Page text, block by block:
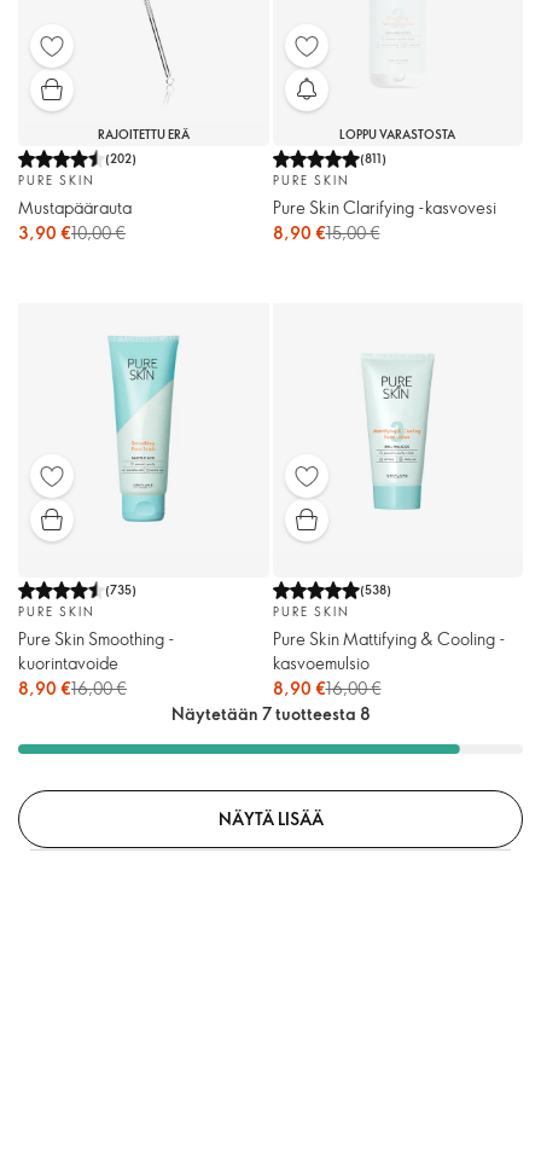
RAJOITETTU ERÄ
(202)
PURE SKIN
Mustapäärauta
3,90 €10,00 €
LOPPU VARASTOSTA
(811)
PURE SKIN
Pure Skin Clarifying -kasvovesi
8,90 €15,00 €
(735)
PURE SKIN
Pure Skin Smoothing -
kuorintavoide
8,90 €16,00 €
(538)
PURE SKIN
Pure Skin Mattifying & Cooling -
kasvoemulsio
8,90 €16,00 €
Näytetään 7 tuotteesta 8
NÄYTÄ LISÄÄ